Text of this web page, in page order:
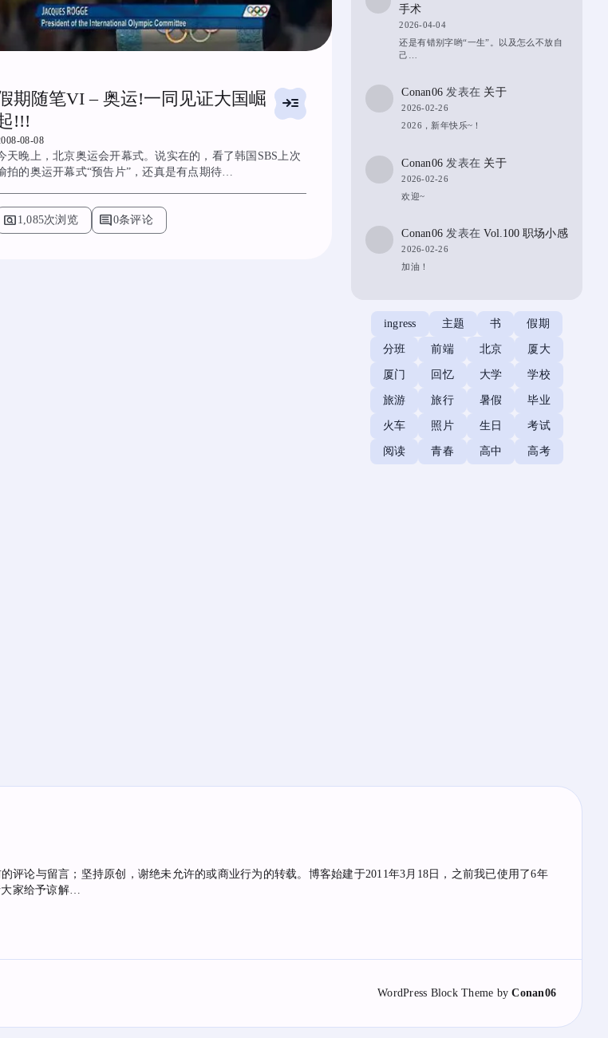
期随笔VI – 奥运!一同见证大国崛
!!!
08-08
read_more
天晚上，北京奥运会开幕式。说实在的，看了韩国SBS上次
拍的奥运开幕式“预告片”，还真是有点期待…
pageview 1,085次浏览 comment0条评论
手术
2026-04-04
还是有错别字哟“一生”。以及怎么不放自
己…
Conan06 发表在 关于
2026-02-26
2026，新年快乐~！
Conan06 发表在 关于
2026-02-26
欢迎~
Conan06 发表在Vol.100 职场小感
2026-02-26
加油！
ingress 主题 书 假期
分班 前端 北京 厦大
厦门 回忆 大学 学校
旅游 旅行 暑假 毕业
火车 照片 生日 考试
阅读 青春 高中 高考
评论与留言；坚持原创，谢绝未允许的或商业行为的转载。博客始建于2011年3月18日，之前我已使用了6年
大家给予谅解…
WordPress Block Theme byConan06